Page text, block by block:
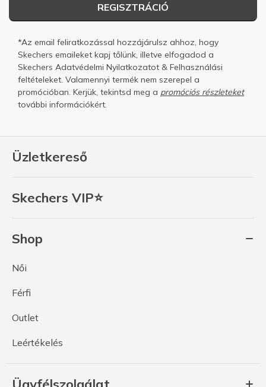
Üzletkereső
Skechers VIP⭐
Shop
Női
Férfi
Outlet
Leértékelés
REGISZTRÁCIÓ
*Az email feliratkozással hozzájárulsz ahhoz, hogy
Skechers emaileket kapj tőlünk, illetve elfogadod a
Skechers Adatvédelmi Nyilatkozatot & Felhasználási
feltételeket. Valamennyi termék nem szerepel a
promócióban. Kerjük, tekintsd meg a promóciós részleteket
további információkért.